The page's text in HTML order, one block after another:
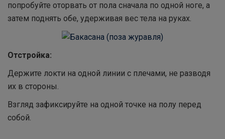
попробуйте оторвать от пола сначала по одной ноге, а
затем поднять обе, удерживая вес тела на руках.
Отстройка:
Держите локти на одной линии с плечами, не разводя
их в стороны.
Взгляд зафиксируйте на одной точке на полу перед
собой.